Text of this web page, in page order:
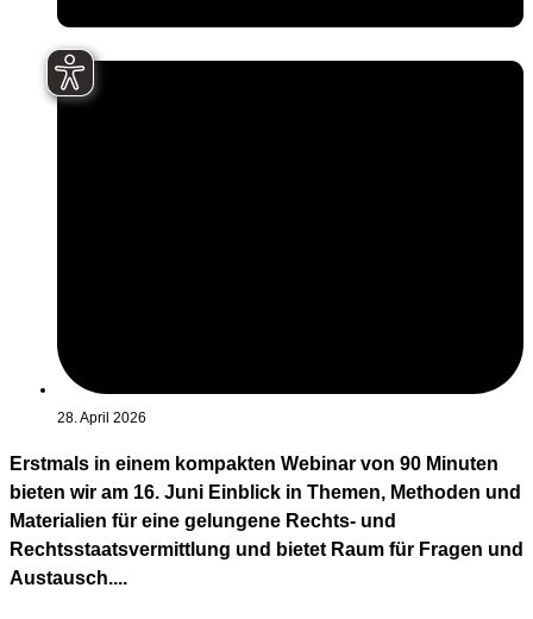
28. April 2026
Erstmals in einem kompakten Webinar von 90 Minuten
bieten wir am 16. Juni Einblick in Themen, Methoden und
Materialien für eine gelungene Rechts- und
Rechtsstaatsvermittlung und bietet Raum für Fragen und
Austausch....